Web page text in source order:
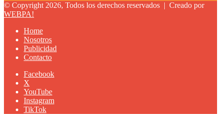
© Copyright 2026, Todos los derechos reservados | Creado por
WEBPA!
Home
Nosotros
Publicidad
Contacto
Facebook
X
YouTube
Instagram
TikTok